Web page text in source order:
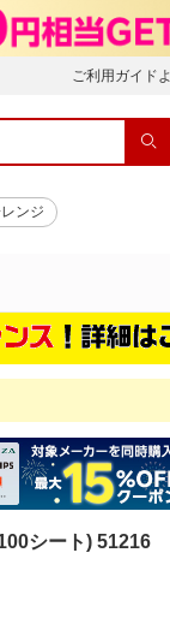
ご利用ガイド
ンジ
シート) 51216